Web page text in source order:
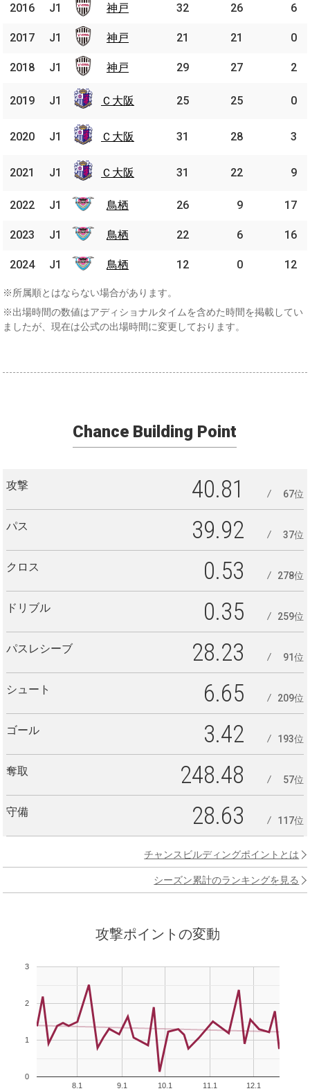
2016 J1 神戸 32 26 6
2017 J1 神戸 21 21 0
2018 J1 神戸 29 27 2
2019 J1
Ｃ大
阪
25 25 0
2020 J1
Ｃ大
阪
31 28 3
2021 J1
Ｃ大
阪
31 22 9
2022 J1 鳥栖 26 9 17
2023 J1 鳥栖 22 6 16
2024 J1 鳥栖 12 0 12
2016 J1 神戸
2017 J1 神戸
2018 J1 神戸
2019 J1 Ｃ大阪
2020 J1 Ｃ大阪
2021 J1 Ｃ大阪
2022 J1 鳥栖
2023 J1 鳥栖
2024 J1 鳥栖
※所属順とはならない場合があります。
※出場時間の数値はアディショナルタイムを含めた時間を掲載してい
ましたが、現在は公式の出場時間に変更しております。
Chance Building Point
攻撃 40.81 67位
パス 39.92 37位
クロス 0.53 278位
ドリブル 0.35 259位
パスレシーブ 28.23 91位
シュート 6.65 209位
ゴール 3.42 193位
奪取 248.48 57位
守備 28.63 117位
チャンスビルディングポイントとは
シーズン累計のランキングを見る
攻撃ポイントの変動
8.1 9.1 10.1 11.1 12.1
0
1
2
3